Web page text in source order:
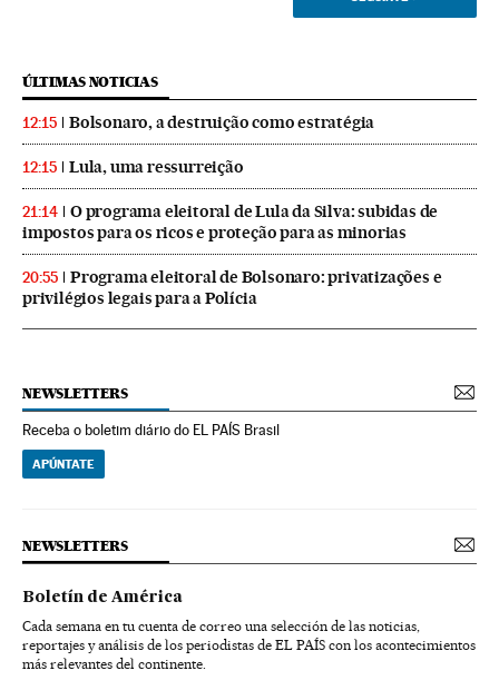
ÚLTIMAS NOTICIAS
12:15 Bolsonaro, a destruição como estratégia
12:15 Lula, uma ressurreição
21:14
O programa eleitoral de Lula da Silva: subidas de
impostos para os ricos e proteção para as minorias
20:55
Programa eleitoral de Bolsonaro: privatizações e
privilégios legais para a Polícia
NEWSLETTERS
Receba o boletim diário do EL PAÍS Brasil
APÚNTATE
NEWSLETTERS
Boletín de América
Cada semana en tu cuenta de correo una selección de las noticias,
reportajes y análisis de los periodistas de EL PAÍS con los acontecimientos
más relevantes del continente.